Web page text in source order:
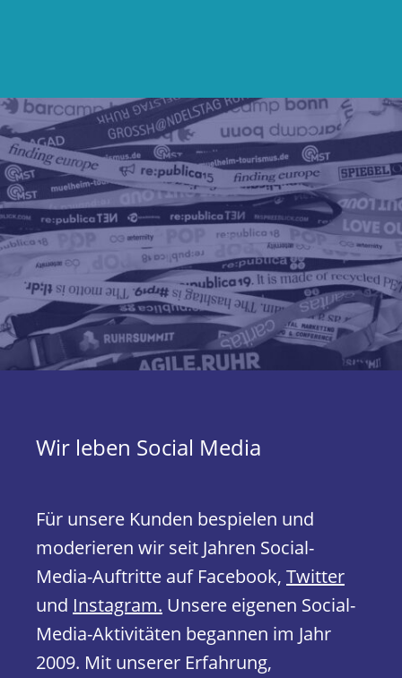
Wir leben Social Media
Für unsere Kunden bespielen und
moderieren wir seit Jahren Social-
Media-Auftritte auf Facebook, Twitter
und Instagram. Unsere eigenen Social-
Media-Aktivitäten begannen im Jahr
2009. Mit unserer Erfahrung,